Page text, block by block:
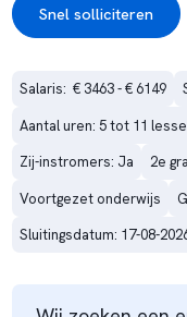
Snel solliciteren
Salaris:  € 3463 - € 6149
Aantal uren: 5 tot 11
Zij-instromers: Ja
2e
Voortgezet onderwijs
Sluitingsdatum: 17-08-